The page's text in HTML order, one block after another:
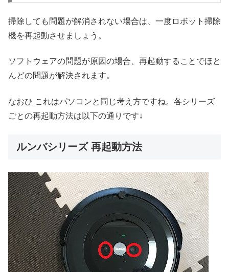
掃除しても問題が解消されない場合は、一度ロボット掃除
機を再起動させましょう。
ソフトウェアの問題が原因の場合、再起動することでほと
んどの問題が解決されます。
なおひ これはパソコンと同じ考え方ですね。各シリーズ
ごとの再起動方法は以下の通りです↓
ルンバシリーズ 再起動方法